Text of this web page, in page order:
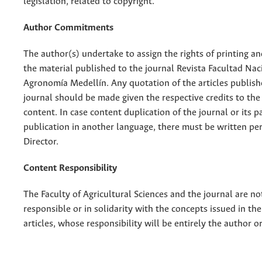
Author Commitments
The author(s) undertake to assign the rights of printing
the material published to the journal Revista Facultad
Agronomía Medellín. Any quotation of the articles
journal should be made given the respective credits to
content. In case content duplication of the journal or its
publication in another language, there must be written
Director.
Content Responsibility
The Faculty of Agricultural Sciences and the journal are
responsible or in solidarity with the concepts issued in
articles, whose responsibility will be entirely the author